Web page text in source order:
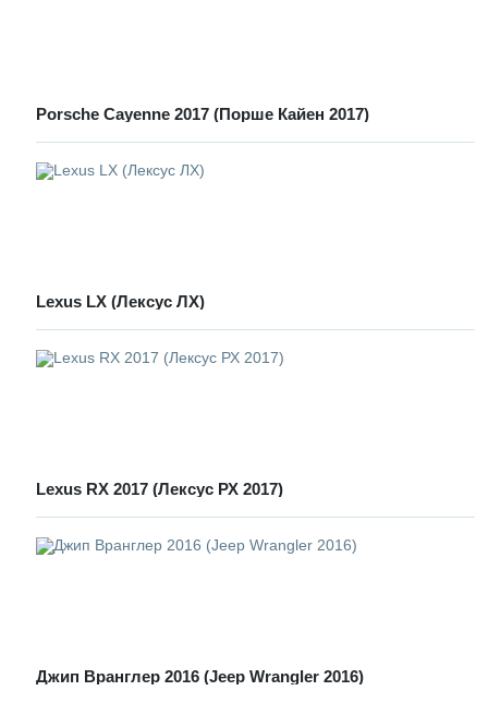
Porsche Cayenne 2017 (Порше Кайен 2017)
Lexus LX (Лексус ЛХ)
Lexus RX 2017 (Лексус РХ 2017)
Джип Вранглер 2016 (Jeep Wrangler 2016)